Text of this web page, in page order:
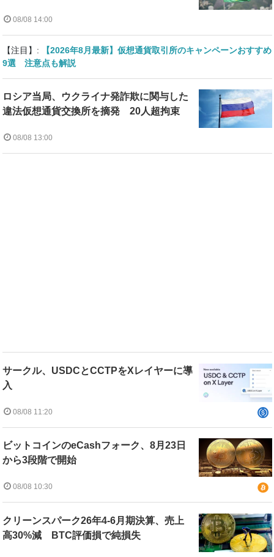
08/08 14:00
【注目】:
【2026年8月最新】仮想通貨取引所のキャンペーンおすすめ
9選 注意点も解説
ロシア当局、ウクライナ発詐欺に関与した
違法仮想通貨交換所を摘発 20人超拘束
08/08 13:00
サークル、USDCとCCTPをXレイヤーに導
入
08/08 11:20
ビットコインのeCashフォーク、8月23日
から3段階で開始
08/08 10:30
クリーンスパーク26年4-6月期決算、売上
高30%減 BTC評価損で純損失